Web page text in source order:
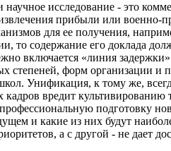
научное исследование - это
прибыли или
для ее получения,
то содержание его доклада
включается «линия
степеней, форм организации и
Унификация, к тому же,
вредит культивированию
подготовку
и какие из них будут
а с другой - не дает